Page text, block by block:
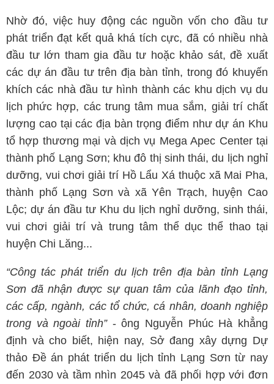
Nhờ đó, việc huy động các nguồn vốn cho đầu tư
phát triển đạt kết quả khá tích cực, đã có nhiều nhà
đầu tư lớn tham gia đầu tư hoặc khảo sát, đề xuất
các dự án đầu tư trên địa bàn tỉnh, trong đó khuyến
khích các nhà đầu tư hình thành các khu dịch vụ du
lịch phức hợp, các trung tâm mua sắm, giải trí chất
lượng cao tại các địa bàn trọng điểm như dự án Khu
tổ hợp thương mại và dịch vụ Mega Apec Center tại
thành phố Lạng Sơn; khu đô thị sinh thái, du lịch nghỉ
dưỡng, vui chơi giải trí Hồ Lẩu Xá thuộc xã Mai Pha,
thành phố Lạng Sơn và xã Yên Trạch, huyện Cao
Lộc; dự án đầu tư Khu du lịch nghỉ dưỡng, sinh thái,
vui chơi giải trí và trung tâm thể dục thể thao tại
huyện Chi Lăng...
“Công tác phát triển du lịch trên địa bàn tỉnh Lạng
Sơn đã nhận được sự quan tâm của lãnh đạo tỉnh,
các cấp, ngành, các tổ chức, cá nhân, doanh nghiệp
trong và ngoài tỉnh” - ông Nguyễn Phúc Hà khẳng
định và cho biết, hiện nay, Sở đang xây dựng Dự
thảo Đề án phát triển du lịch tỉnh Lạng Sơn từ nay
đến 2030 và tầm nhìn 2045 và đã phối hợp với đơn